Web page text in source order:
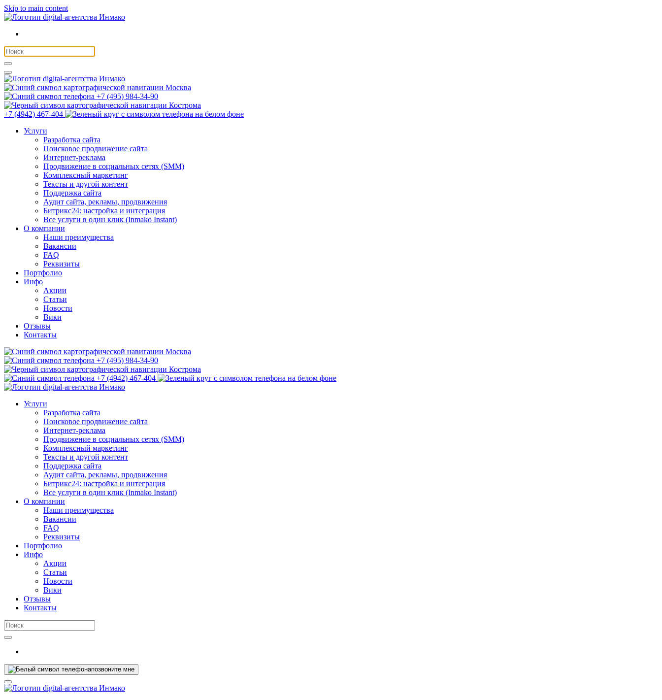
Skip to main content
Москва
+7 (495) 984-34-90
Кострома
+7 (4942) 467-404
Услуги
Разработка сайта
Поисковое продвижение сайта
Интернет-реклама
Продвижение в социальных сетях (SMM)
Комплексный маркетинг
Тексты и другой контент
Поддержка сайта
Аудит сайта, рекламы, продвижения
Битрикс24: настройка и интеграция
Все услуги в один клик (Inmako Instant)
О компании
Наши преимущества
Вакансии
FAQ
Реквизиты
Портфолио
Инфо
Акции
Статьи
Новости
Вики
Отзывы
Контакты
Москва
+7 (495) 984-34-90
Кострома
+7 (4942) 467-404
Услуги
Разработка сайта
Поисковое продвижение сайта
Интернет-реклама
Продвижение в социальных сетях (SMM)
Комплексный маркетинг
Тексты и другой контент
Поддержка сайта
Аудит сайта, рекламы, продвижения
Битрикс24: настройка и интеграция
Все услуги в один клик (Inmako Instant)
О компании
Наши преимущества
Вакансии
FAQ
Реквизиты
Портфолио
Инфо
Акции
Статьи
Новости
Вики
Отзывы
Контакты
позвоните мне